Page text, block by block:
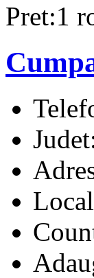
Pret:1